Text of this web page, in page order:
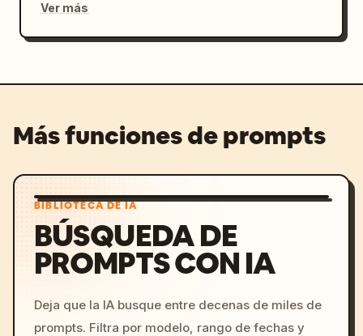
Ver más
Más funciones de prompts
BIBLIOTECA DE IA
BÚSQUEDA DE
PROMPTS CON IA
Deja que la IA busque entre decenas de miles de
prompts. Filtra por modelo, rango de fechas y